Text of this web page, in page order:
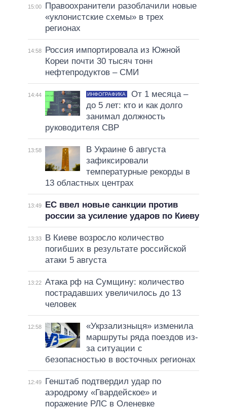
15:00
Правоохранители разоблачили новые
«уклонистские схемы» в трех
регионах
14:58
Россия импортировала из Южной
Кореи почти 30 тысяч тонн
нефтепродуктов – СМИ
14:44 ИНФОГРАФИКА
От 1 месяца –
до 5 лет: кто и как долго
занимал должность
руководителя СВР
13:58
В Украине 6 августа
зафиксировали
температурные рекорды в
13 областных центрах
13:49
ЕС ввел новые санкции против
россии за усиление ударов по Киеву
13:33
В Киеве возросло количество
погибших в результате российской
атаки 5 августа
13:22 Атака рф на Сумщину: количество
пострадавших увеличилось до 13
человек
12:58
«Укрзализныця» изменила
маршруты ряда поездов из-
за ситуации с
безопасностью в восточных регионах
12:49
Генштаб подтвердил удар по
аэродрому «Гвардейское» и
поражение РЛС в Оленевке